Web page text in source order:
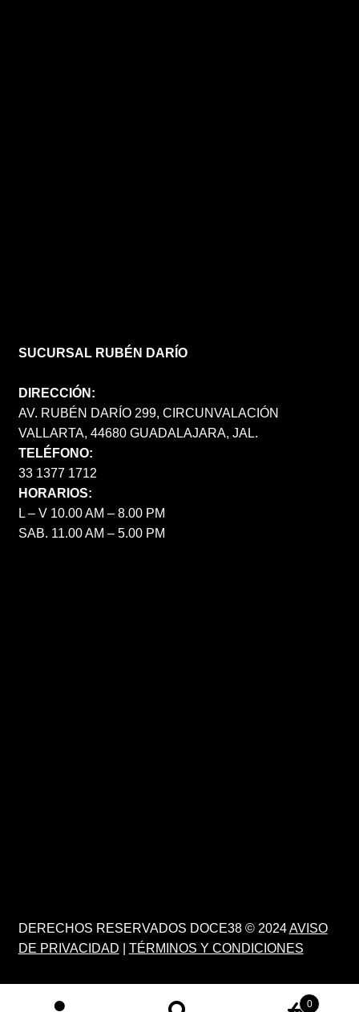
SUCURSAL RUBÉN DARÍO
DIRECCIÓN:
AV. RUBÉN DARÍO 299, CIRCUNVALACIÓN
VALLARTA, 44680 GUADALAJARA, JAL.
TELÉFONO:
33 1377 1712
HORARIOS:
L – V 10.00 AM – 8.00 PM
SAB. 11.00 AM – 5.00 PM
DERECHOS RESERVADOS DOCE38 © 2024AVISO
DE PRIVACIDAD
TÉRMINOS Y CONDICIONES
0